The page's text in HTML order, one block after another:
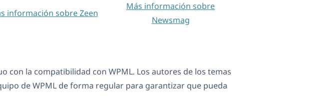
información sobre Zeen
Más información sobre
Newsmag
la compatibilidad con WPML. Los autores de los temas
de WPML de forma regular para garantizar que pueda